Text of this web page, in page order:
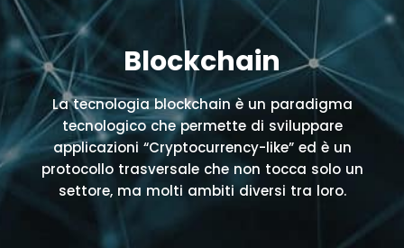
Blockchain
La tecnologia blockchain è un paradigma
tecnologico che permette di sviluppare
applicazioni “Cryptocurrency-like” ed è un
protocollo trasversale che non tocca solo un
settore, ma molti ambiti diversi tra loro.